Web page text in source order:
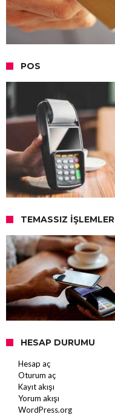
POS
TEMASSIZ İŞLEMLER
HESAP DURUMU
Hesap aç
Oturum aç
Kayıt akışı
Yorum akışı
WordPress.org